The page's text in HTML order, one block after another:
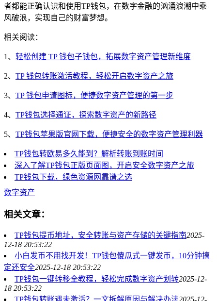
者都能正确认识和使用TP钱包，在数字金融的汹涌浪潮中乘
风破浪，实现自己的财富梦想。
相关阅读：
1、 轻松创建 TP 钱包子钱包，拓展数字资产管理新维度
2、 TP 钱包转账激活教程，轻松开启数字资产之旅
3、 TP 钱包申请图标，便捷数字资产管理的第一步
4、 TP钱包选择通证，探索数字资产的新路径
5、 TP钱包苹果版官网下载，便捷安全的数字资产管理利器
TP钱包转欧易多久能到？解析转账到账时间
深入了解TP钱包正版页面图，开启安全数字资产之旅
TP钱包下载，绿色资源网靠谱之选
数字资产
相关文章：
TP钱包提币地址，安全转账与资产存储的关键指南2025-
12-18 20:53:22
小白发币不用找开发！TP钱包傻瓜式一键发币，10分钟搞
定还安全2025-12-18 20:53:22
TP钱包一键转移全教程，轻松完成数字资产划转2025-12-
18 20:53:22